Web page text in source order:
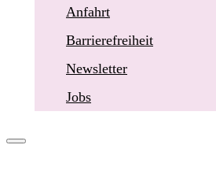
Anfahrt
Barrierefreiheit
Newsletter
Jobs